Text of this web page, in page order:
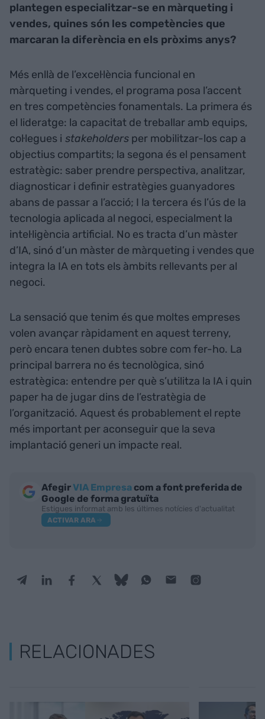
plantegen especialitzar-se en màrqueting i
vendes, quines són les competències que
marcaran la diferència en els pròxims anys?
Més enllà de l’excel·lència funcional en
màrqueting i vendes, el programa posa l’accent
en tres competències fonamentals. La primera és
el lideratge: la capacitat de treballar amb equips,
col·legues i stakeholders per mobilitzar-los cap a
objectius compartits; la segona és el pensament
estratègic: saber prendre perspectiva, analitzar,
diagnosticar i definir estratègies guanyadores
abans de passar a l’acció; I la tercera és l’ús de la
tecnologia aplicada al negoci, especialment la
intel·ligència artificial. No es tracta d’un màster
d’IA, sinó d’un màster de màrqueting i vendes que
integra la IA en tots els àmbits rellevants per al
negoci.
La sensació que tenim és que moltes empreses
volen avançar ràpidament en aquest terreny,
però encara tenen dubtes sobre com fer-ho. La
principal barrera no és tecnològica, sinó
estratègica: entendre per què s’utilitza la IA i quin
paper ha de jugar dins de l’estratègia de
l’organització. Aquest és probablement el repte
més important per aconseguir que la seva
implantació generi un impacte real.
AfegirVIA Empresa com a font preferida de
Google de forma gratuïta
Estigues informat amb les últimes notícies d'actualitat
ACTIVAR ARA
RELACIONADES